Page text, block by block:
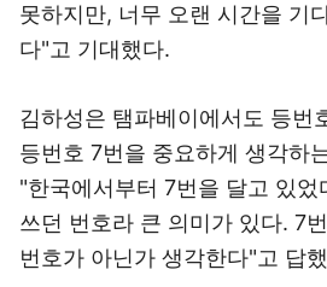
못하지만, 너무 오랜 시간을 기
다"고 기대했다.
김하성은 탬파베이에서도 등번
등번호 7번을 중요하게 생각하
"한국에서부터 7번을 달고 있었
쓰던 번호라 큰 의미가 있다. 7
번호가 아닌가 생각한다"고 답